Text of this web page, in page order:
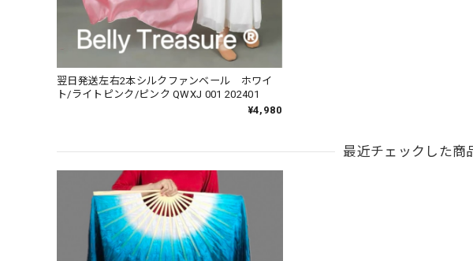
翌日発送左右2本シルクファンベール ホワイ
ト/ライトピンク/ピンク QWXJ 001 202401
¥4,980
最近チェックした商